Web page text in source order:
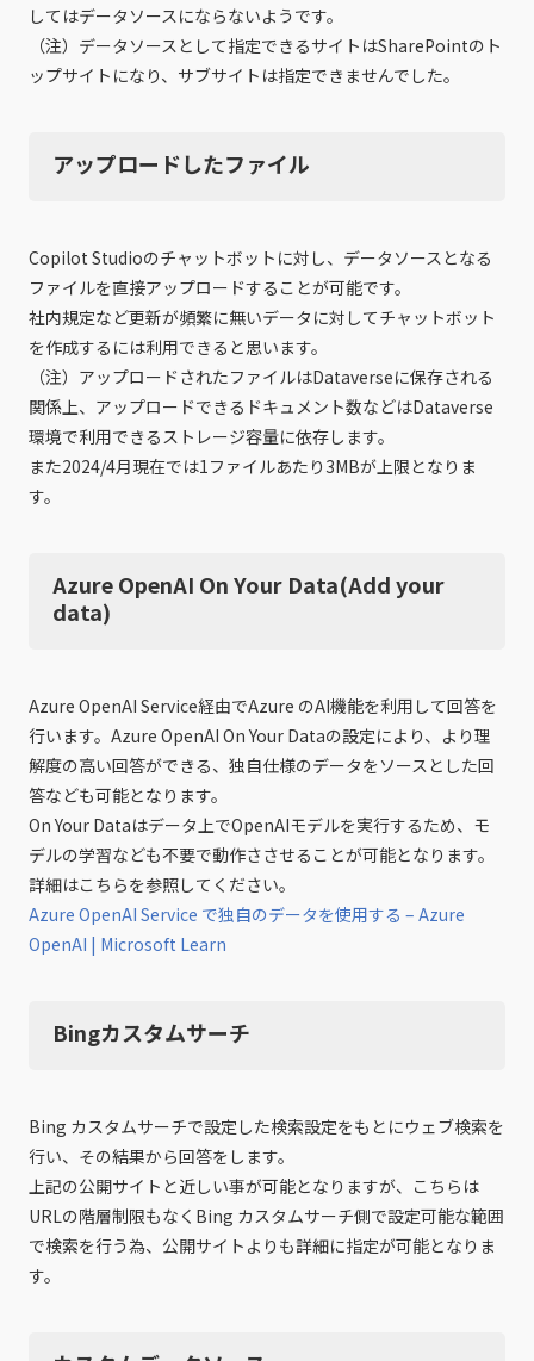
してはデータソースにならないようです。
（注）データソースとして指定できるサイトはSharePointのト
ップサイトになり、サブサイトは指定できませんでした。
アップロードしたファイル
Copilot Studioのチャットボットに対し、データソースとなる
ファイルを直接アップロードすることが可能です。
社内規定など更新が頻繁に無いデータに対してチャットボット
を作成するには利用できると思います。
（注）アップロードされたファイルはDataverseに保存される
関係上、アップロードできるドキュメント数などはDataverse
環境で利用できるストレージ容量に依存します。
また2024/4月現在では1ファイルあたり3MBが上限となりま
す。
Azure OpenAI On Your Data(Add your
data)
Azure OpenAI Service経由でAzure のAI機能を利用して回答を
行います。Azure OpenAI On Your Dataの設定により、より理
解度の高い回答ができる、独自仕様のデータをソースとした回
答なども可能となります。
On Your Dataはデータ上でOpenAIモデルを実行するため、モ
デルの学習なども不要で動作ささせることが可能となります。
詳細はこちらを参照してください。
Azure OpenAI Service で独自のデータを使用する – Azure
OpenAI | Microsoft Learn
Bingカスタムサーチ
Bing カスタムサーチで設定した検索設定をもとにウェブ検索を
行い、その結果から回答をします。
上記の公開サイトと近しい事が可能となりますが、こちらは
URLの階層制限もなくBing カスタムサーチ側で設定可能な範囲
で検索を行う為、公開サイトよりも詳細に指定が可能となりま
す。